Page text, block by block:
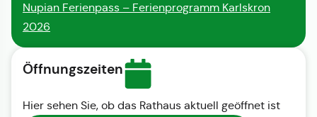
Nupian Ferienpass – Ferienprogramm Karlskron
2026
Öffnungszeiten
Hier sehen Sie, ob das Rathaus aktuell geöffnet ist